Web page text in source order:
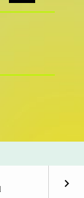
keyboard_arrow_right